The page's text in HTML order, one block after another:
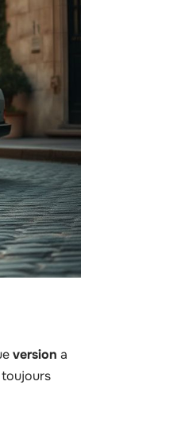
version a